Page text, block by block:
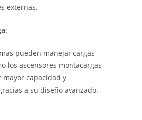
externas.
:
pueden manejar cargas
los ascensores montacargas
mayor capacidad y
a su diseño avanzado.